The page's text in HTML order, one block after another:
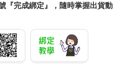
『完成綁定』，隨時掌握出貨動